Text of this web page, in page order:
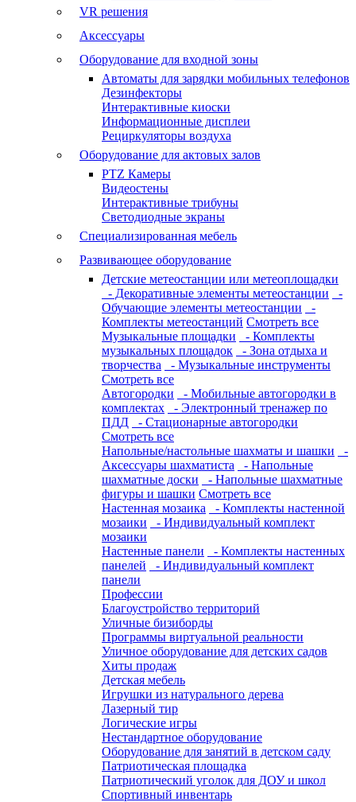
VR решения
Аксессуары
Оборудование для входной зоны
Автоматы для зарядки мобильных телефонов
Дезинфекторы
Интерактивные киоски
Информационные дисплеи
Рециркуляторы воздуха
Оборудование для актовых залов
PTZ Камеры
Видеостены
Интерактивные трибуны
Светодиодные экраны
Специализированная мебель
Развивающее оборудование
Детские метеостанции или метеоплощадки
- Декоративные элементы метеостанции
-
Обучающие элементы метеостанции
-
Комплекты метеостанций Смотреть все
Музыкальные площадки
- Комплекты
музыкальных площадок
- Зона отдыха и
творчества
- Музыкальные инструменты
Смотреть все
Автогородки
- Мобильные автогородки в
комплектах
- Электронный тренажер по
ПДД
- Стационарные автогородки
Смотреть все
Напольные/настольные шахматы и шашки
-
Аксессуары шахматиста
- Напольные
шахматные доски
- Напольные шахматные
фигуры и шашки Смотреть все
Настенная мозаика
- Комплекты настенной
мозаики
- Индивидуальный комплект
мозаики
Настенные панели
- Комплекты настенных
панелей
- Индивидуальный комплект
панели
Профессии
Благоустройство территорий
Уличные бизиборды
Программы виртуальной реальности
Уличное оборудование для детских садов
Хиты продаж
Детская мебель
Игрушки из натурального дерева
Лазерный тир
Логические игры
Нестандартное оборудование
Оборудование для занятий в детском саду
Патриотическая площадка
Патриотический уголок для ДОУ и школ
Спортивный инвентарь